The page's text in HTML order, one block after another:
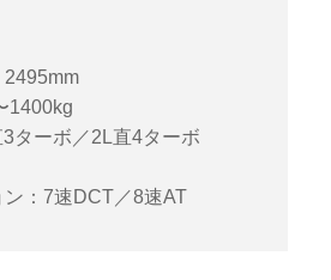
2495mm
1400kg
ターボ／2L直4ターボ
ン：7速DCT／8速AT